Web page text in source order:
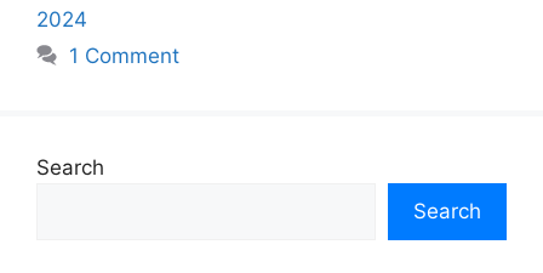
2024
1 Comment
Search
Search